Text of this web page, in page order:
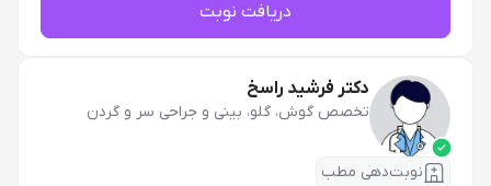
دریافت نوبت
دکتر فرشید راسخ
تخصص گوش، گلو، بینی و جراحی سر و گردن
نوبت‌دهی مطب